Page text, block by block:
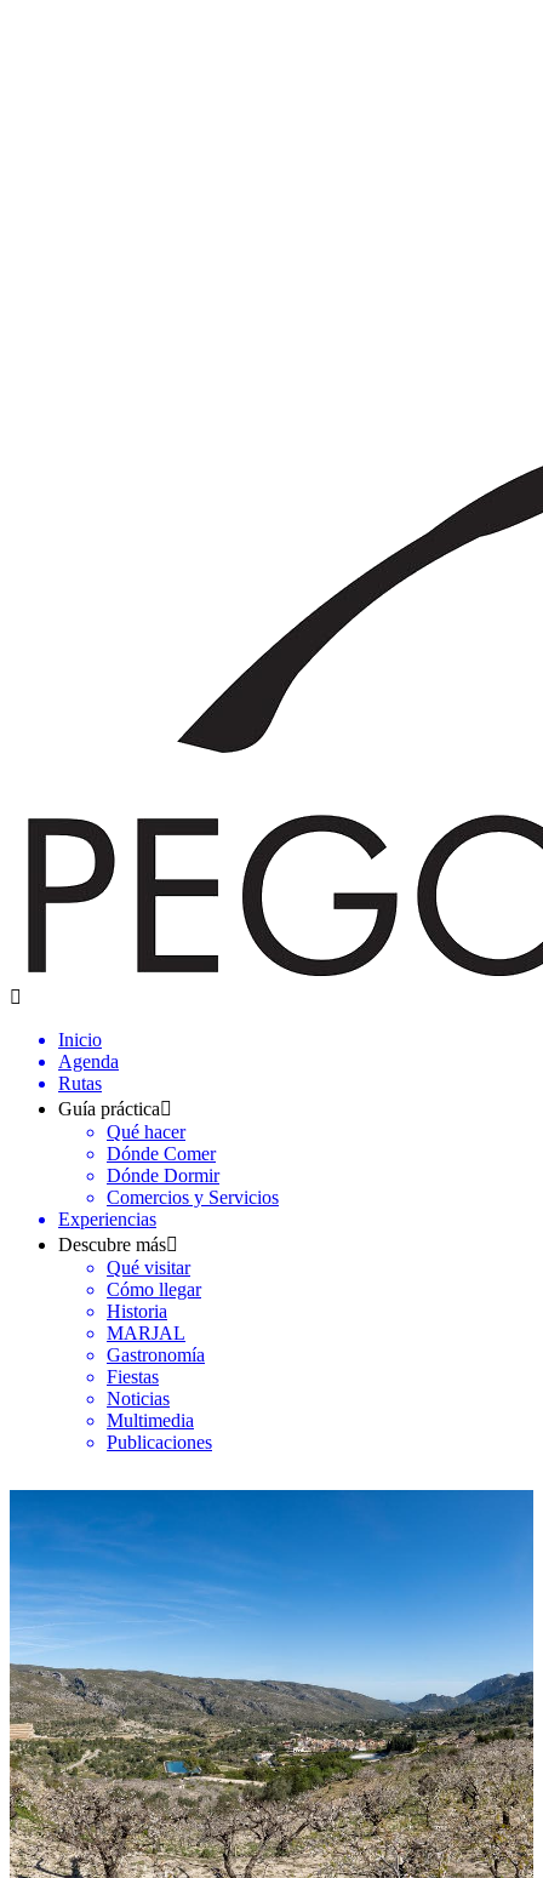
Inicio
Agenda
Rutas
Guía práctica
Qué hacer
Dónde Comer
Dónde Dormir
Comercios y Servicios
Experiencias
Descubre más
Qué visitar
Cómo llegar
Historia
MARJAL
Gastronomía
Fiestas
Noticias
Multimedia
Publicaciones